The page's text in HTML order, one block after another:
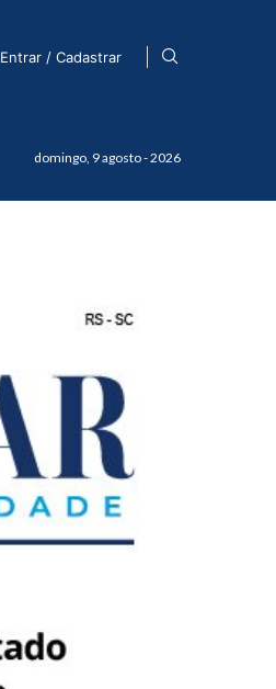
Entrar / Cadastrar
domingo, 9 agosto - 2026